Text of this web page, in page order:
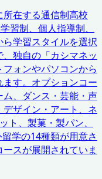
在する通信制高校
習制、個人指導制、
学習スタイルを選択
独自の「カシマネッ
ォンやパソコンから
す。オプションコー
、ダンス・芸能・声
ザイン・アート、ネ
ト、製菓・製パン、
学の14種類が用意さ
スが展開されていま